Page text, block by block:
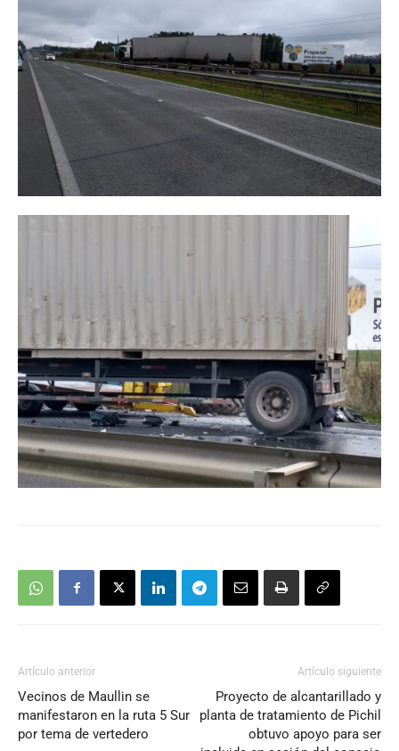
Artículo anterior
Vecinos de Maullin se
manifestaron en la ruta 5 Sur
por tema de vertedero
Artículo siguiente
Proyecto de alcantarillado y
planta de tratamiento de Pichil
obtuvo apoyo para ser